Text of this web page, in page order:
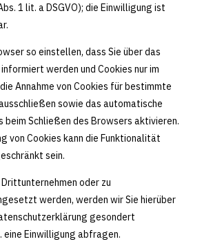
1 lit. a DSGVO); die Einwilligung ist
so einstellen, dass Sie über das
werden und Cookies nur im
Annahme von Cookies für bestimmte
sowie das automatische
beim Schließen des Browsers aktivieren.
von Cookies kann die Funktionalität
sein.
oder zu
werden, werden wir Sie hierüber
gesondert
eine Einwilligung abfragen.